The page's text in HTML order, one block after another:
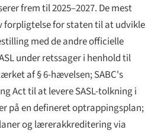
frem til 2025–2027. De mest
forpligtelse for staten til at udvikle
med de andre officielle
under retssager i henhold til
af § 6-hævelsen; SABC's
Act til at levere SASL-tolkning i
på en defineret optrappingsplan;
og lærerakkreditering via